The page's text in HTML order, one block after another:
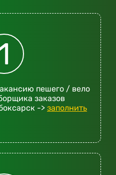
пешего / вело
заказов
-> заполнить